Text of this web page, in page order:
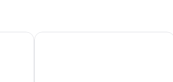
Old Road Mansion